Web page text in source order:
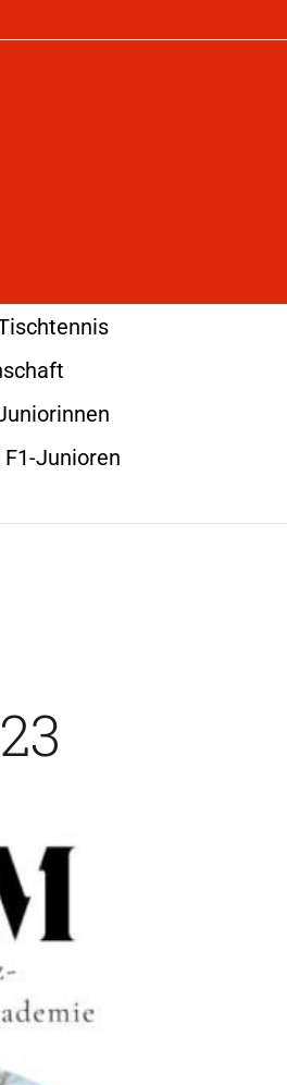
F1-Junioren